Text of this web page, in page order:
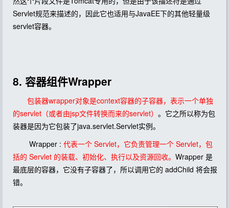
Servlet规范来描述的，因此它也适用与JavaEE下的其他轻量级
servlet容器。
8. 容器组件Wrapper
包装器wrapper对象是context容器的子容器，表示一个单独
的servlet（或者由jsp文件转换而来的servlet） 。它之所以称为包
装器是因为它包装了java.servlet.Servlet实例。
Wrapper : 代表一个 Servlet，它负责管理一个 Servlet，包
括的 Servlet 的装载、初始化、执行以及资源回收。 Wrapper 是
最底层的容器，它没有子容器了，所以调用它的 addChild 将会报
错。